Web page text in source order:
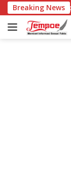
Langsung
ke
konten
Breaking News
Tanpa PBG,